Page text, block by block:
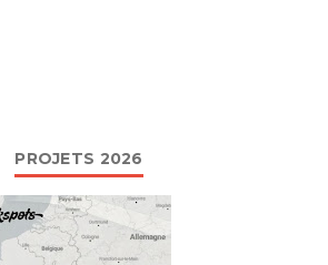
PROJETS 2026